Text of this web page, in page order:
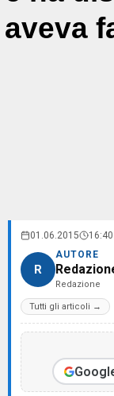
aveva
01.06.2015 16:40
R
AUTORE
Redazione
Tutti gli articoli →